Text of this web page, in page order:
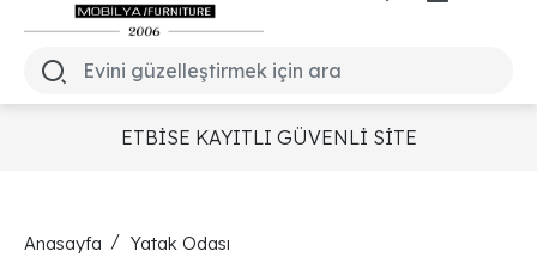
ETBİSE KAYITLI GÜVENLİ SİTE
Anasayfa Yatak Odası